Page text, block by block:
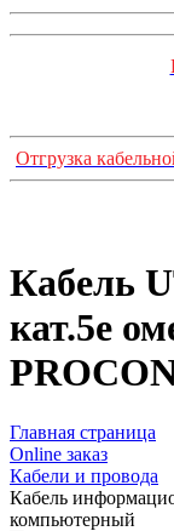
Отгрузка
Кабель
кат.5e
Главная страница
Оnline заказ
Кабели и провода
Кабель
компьютерный